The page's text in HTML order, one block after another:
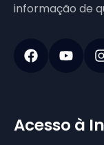
informação de
Acesso à